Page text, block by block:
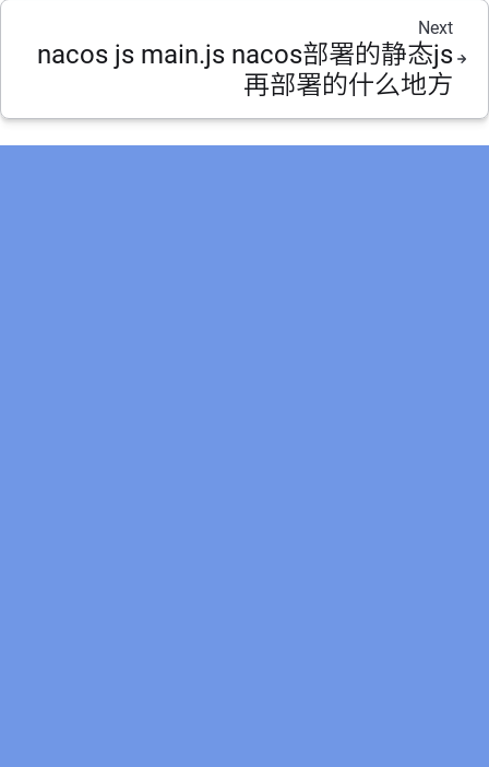
Next
nacos js main.js nacos部署的静态js
再部署的什么地方